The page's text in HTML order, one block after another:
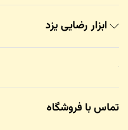
ابزار رضایی یزد
تماس با فروشگاه